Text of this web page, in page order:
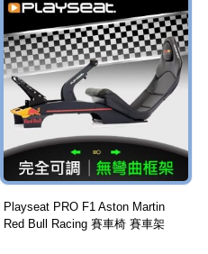
Playseat PRO F1 Aston Martin
Red Bull Racing 賽車椅 賽車架